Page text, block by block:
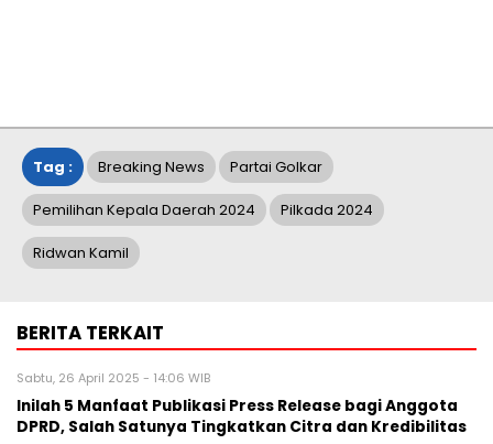
Tag : Breaking News Partai Golkar
Pemilihan Kepala Daerah 2024 Pilkada 2024
Ridwan Kamil
BERITA TERKAIT
Sabtu, 26 April 2025 - 14:06 WIB
Inilah 5 Manfaat Publikasi Press Release bagi Anggota
DPRD, Salah Satunya Tingkatkan Citra dan Kredibilitas